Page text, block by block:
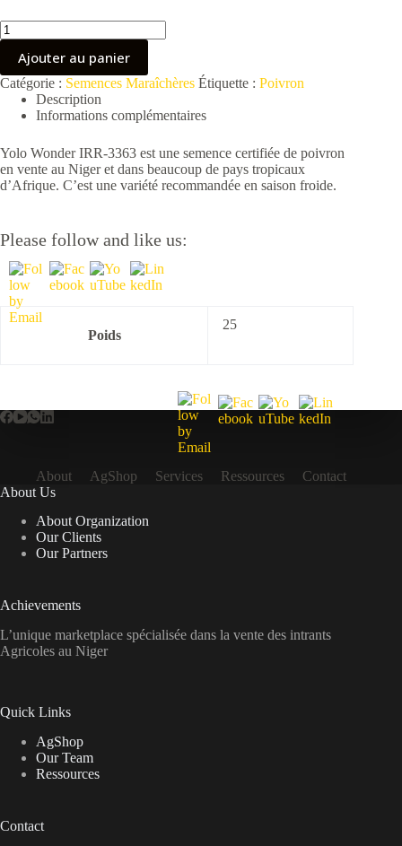
quantité
de
Yolo
Wonder
IRR-
3363
Ajouter au panier
Catégorie : Semences Maraîchères Étiquette : Poivron
Description
Informations complémentaires
Yolo Wonder IRR-3363 est une semence certifiée de poivron
en vente au Niger et dans beaucoup de pays tropicaux
d’Afrique. C’est une variété recommandée en saison froide.
Please follow and like us:
Poids
25
About AgShop Services Ressources
Contact
About Us
About Organization
Our Clients
Our Partners
Achievements
L’unique marketplace spécialisée dans la vente des intrants
Agricoles au Niger
Quick Links
AgShop
Our Team
Ressources
Contact